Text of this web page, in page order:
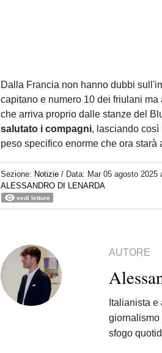
Dalla Francia non hanno dubbi
capitano e numero 10 dei friulani
che arriva proprio dalle stanze del
salutato i compagni, lasciando così
peso specifico enorme che ora
Sezione: Notizie / Data: Mar 05 agosto 2025
ALESSANDRO DI LENARDA
vedi letture
AUTORE
Italianista e
giornalismo
sfogo